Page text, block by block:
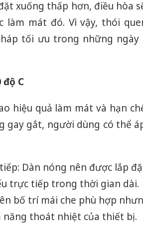
xuống thấp hơn, điều hòa
làm mát đó. Vì vậy, thói
tối ưu trong những ngày
C
hiệu quả làm mát và hạn
gắt, người dùng có thể áp
Dàn nóng nên được lắp
trực tiếp trong thời gian dài.
bố trí mái che phù hợp
thoát nhiệt của thiết bị.